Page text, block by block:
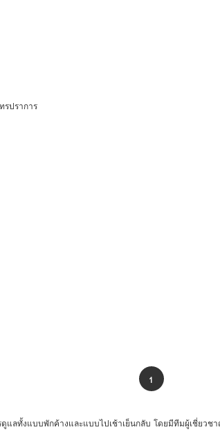
รปราการ
1
แลทั้งแบบพักค้างและแบบไปเช้าเย็นกลับ โดยมีทีมผู้เชี่ยว